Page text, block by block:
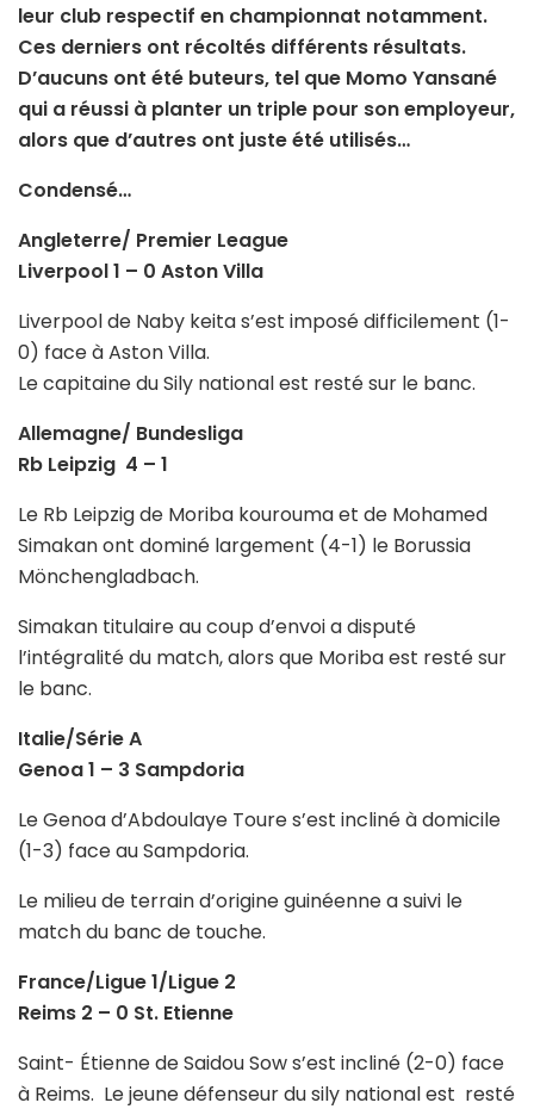
leur club respectif en championnat notamment.
Ces derniers ont récoltés différents résultats.
D’aucuns ont été buteurs, tel que Momo Yansané
qui a réussi à planter un triple pour son employeur,
alors que d’autres ont juste été utilisés…
Condensé…
Angleterre/ Premier League
Liverpool 1 – 0 Aston Villa
Liverpool de Naby keita s’est imposé difficilement (1-
0) face à Aston Villa.
Le capitaine du Sily national est resté sur le banc.
Allemagne/ Bundesliga
Rb Leipzig 4 – 1
Le Rb Leipzig de Moriba kourouma et de Mohamed
Simakan ont dominé largement (4-1) le Borussia
Mönchengladbach.
Simakan titulaire au coup d’envoi a disputé
l’intégralité du match, alors que Moriba est resté sur
le banc.
Italie/Série A
Genoa 1 – 3 Sampdoria
Le Genoa d’Abdoulaye Toure s’est incliné à domicile
(1-3) face au Sampdoria.
Le milieu de terrain d’origine guinéenne a suivi le
match du banc de touche.
France/Ligue 1/Ligue 2
Reims 2 – 0 St. Etienne
Saint- Étienne de Saidou Sow s’est incliné (2-0) face
à Reims. Le jeune défenseur du sily national est resté